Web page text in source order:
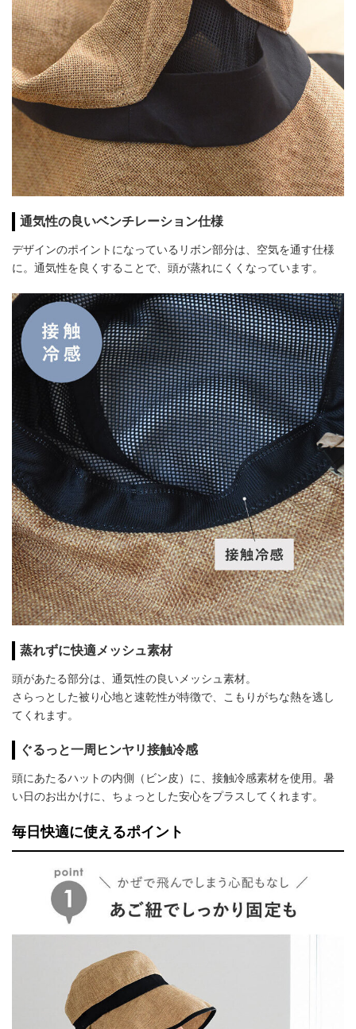
通気性の良いベンチレーション仕様
デザインのポイントになっているリボン部分は、空気を通す仕様
に。通気性を良くすることで、頭が蒸れにくくなっています。
蒸れずに快適メッシュ素材
頭があたる部分は、通気性の良いメッシュ素材。
さらっとした被り心地と速乾性が特徴で、こもりがちな熱を逃し
てくれます。
ぐるっと一周ヒンヤリ接触冷感
頭にあたるハットの内側（ビン皮）に、接触冷感素材を使用。暑
い日のお出かけに、ちょっとした安心をプラスしてくれます。
毎日快適に使えるポイント